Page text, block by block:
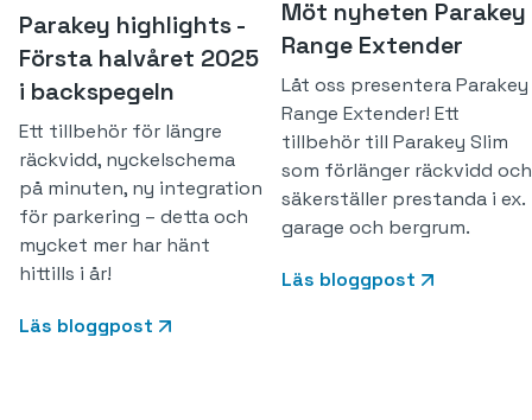
Parakey highlights -
Första halvåret 2025
i backspegeln
Ett tillbehör för längre
räckvidd, nyckelschema
på minuten, ny integration
för parkering – detta och
mycket mer har hänt
hittills i år!
Läs bloggpost
Möt nyheten Parakey
Range Extender
Låt oss presentera Parakey
Range Extender! Ett
tillbehör till Parakey Slim
som förlänger räckvidd och
säkerställer prestanda i ex.
garage och bergrum.
Läs bloggpost